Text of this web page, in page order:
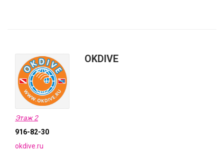
OKDIVE
Этаж 2
916-82-30
okdive.ru